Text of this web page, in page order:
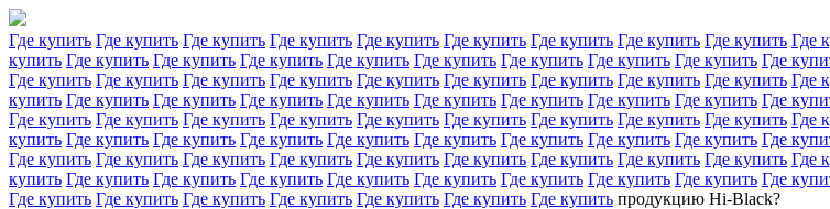
Где купить Где купить Где купить Где купить Где купить Где купить Где купить Где купить Где купить Где
купить Где купить Где купить Где купить Где купить Где купить Где купить Где купить Где купить Где
Где купить Где купить Где купить Где купить Где купить Где купить Где купить Где купить Где купить Где
купить Где купить Где купить Где купить Где купить Где купить Где купить Где купить Где купить Где
Где купить Где купить Где купить Где купить Где купить Где купить Где купить Где купить Где купить Где
купить Где купить Где купить Где купить Где купить Где купить Где купить Где купить Где купить Где
Где купить Где купить Где купить Где купить Где купить Где купить Где купить Где купить Где купить Где
купить Где купить Где купить Где купить Где купить Где купить Где купить Где купить Где купить Где
Где купить Где купить Где купить Где купить Где купить Где купить Где купить продукцию Hi-Black?